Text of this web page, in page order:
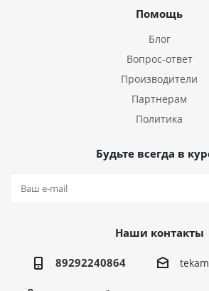
Помощь
Блог
Вопрос-ответ
Производители
Партнерам
Политика
Будьте всегда в
Наши контакты
89292240864